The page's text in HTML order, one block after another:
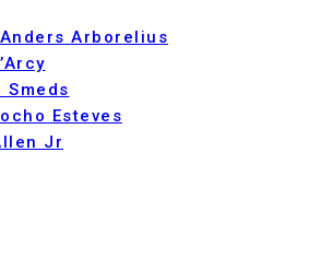
Arborelius
Smeds
Esteves
Jr